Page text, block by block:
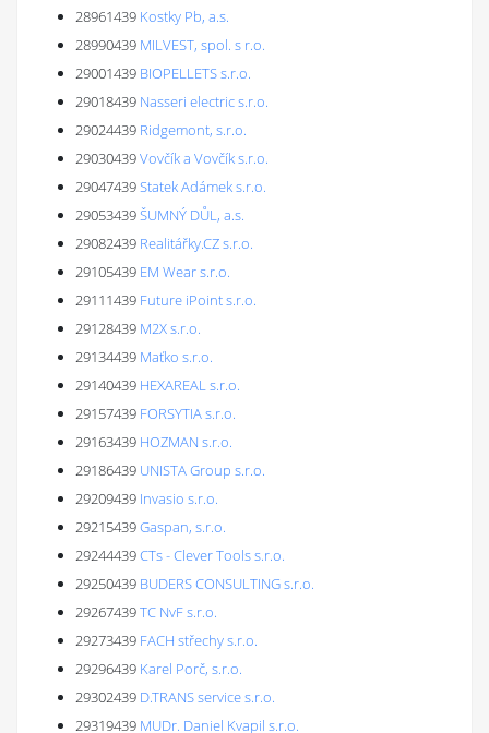
28961439 Kostky Pb, a.s.
28990439 MILVEST, spol. s r.o.
29001439 BIOPELLETS s.r.o.
29018439 Nasseri electric s.r.o.
29024439 Ridgemont, s.r.o.
29030439Vovčík a Vovčík s.r.o.
29047439Statek Adámek s.r.o.
29053439ŠUMNÝ DŮL, a.s.
29082439 Realitářky.CZ s.r.o.
29105439 EM Wear s.r.o.
29111439 Future iPoint s.r.o.
29128439 M2X s.r.o.
29134439 Maťko s.r.o.
29140439 HEXAREAL s.r.o.
29157439 FORSYTIA s.r.o.
29163439 HOZMAN s.r.o.
29186439 UNISTA Group s.r.o.
29209439 Invasio s.r.o.
29215439Gaspan, s.r.o.
29244439CTs - Clever Tools s.r.o.
29250439 BUDERS CONSULTING s.r.o.
29267439TC NvF s.r.o.
29273439 FACH střechy s.r.o.
29296439 Karel Porč, s.r.o.
29302439 D.TRANS service s.r.o.
29319439 MUDr. Daniel Kvapil s.r.o.